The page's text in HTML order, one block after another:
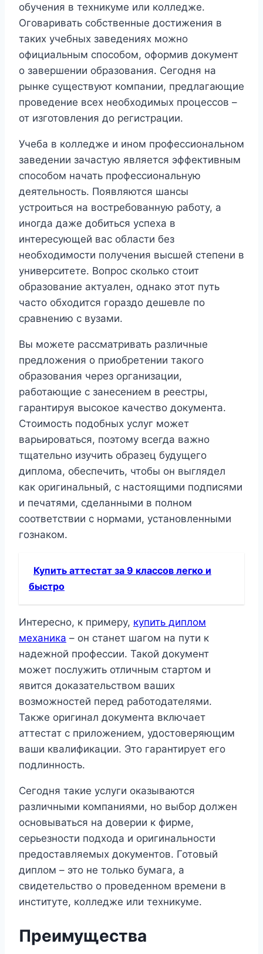
обучения в техникуме или колледже.
Оговаривать собственные достижения в
таких учебных заведениях можно
официальным способом, оформив документ
о завершении образования. Сегодня на
рынке существуют компании, предлагающие
проведение всех необходимых процессов –
от изготовления до регистрации.
Учеба в колледже и ином профессиональном
заведении зачастую является эффективным
способом начать профессиональную
деятельность. Появляются шансы
устроиться на востребованную работу, а
иногда даже добиться успеха в
интересующей вас области без
необходимости получения высшей степени в
университете. Вопрос сколько стоит
образование актуален, однако этот путь
часто обходится гораздо дешевле по
сравнению с вузами.
Вы можете рассматривать различные
предложения о приобретении такого
образования через организации,
работающие с занесением в реестры,
гарантируя высокое качество документа.
Стоимость подобных услуг может
варьироваться, поэтому всегда важно
тщательно изучить образец будущего
диплома, обеспечить, чтобы он выглядел
как оригинальный, с настоящими подписями
и печатями, сделанными в полном
соответствии с нормами, установленными
гознаком.
Купить аттестат за 9 классов легко и
быстро
Интересно, к примеру, купить диплом
механика – он станет шагом на пути к
надежной профессии. Такой документ
может послужить отличным стартом и
явится доказательством ваших
возможностей перед работодателями.
Также оригинал документа включает
аттестат с приложением, удостоверяющим
ваши квалификации. Это гарантирует его
подлинность.
Сегодня такие услуги оказываются
различными компаниями, но выбор должен
основываться на доверии к фирме,
серьезности подхода и оригинальности
предоставляемых документов. Готовый
диплом – это не только бумага, а
свидетельство о проведенном времени в
институте, колледже или техникуме.
Преимущества